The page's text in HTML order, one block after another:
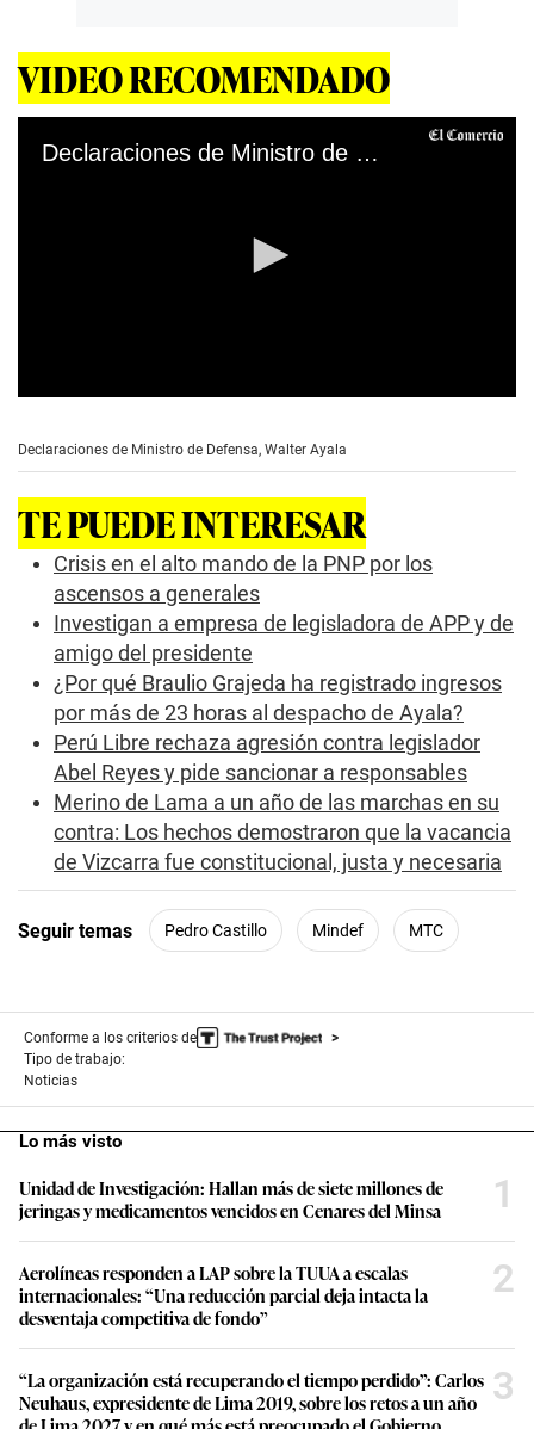
VIDEO RECOMENDADO
Declaraciones de Ministro de Defensa, Walter Ayala
e
n
d
s
Declaraciones de Ministro de Defensa, Walter Ayala
TE PUEDE INTERESAR
Crisis en el alto mando de la PNP por los
ascensos a generales
Investigan a empresa de legisladora de APP y de
amigo del presidente
¿Por qué Braulio Grajeda ha registrado ingresos
por más de 23 horas al despacho de Ayala?
Perú Libre rechaza agresión contra legislador
Abel Reyes y pide sancionar a responsables
Merino de Lama a un año de las marchas en su
contra: Los hechos demostraron que la vacancia
de Vizcarra fue constitucional, justa y necesaria
Seguir temas Pedro Castillo Mindef MTC
Conforme a los criterios de
Tipo de trabajo:
Noticias
Lo más visto
Unidad de Investigación: Hallan más de siete millones de
jeringas y medicamentos vencidos en Cenares del Minsa
1
Aerolíneas responden a LAP sobre la TUUA a escalas
internacionales: “Una reducción parcial deja intacta la
desventaja competitiva de fondo”
2
“La organización está recuperando el tiempo perdido”: Carlos
Neuhaus, expresidente de Lima 2019, sobre los retos a un año
3